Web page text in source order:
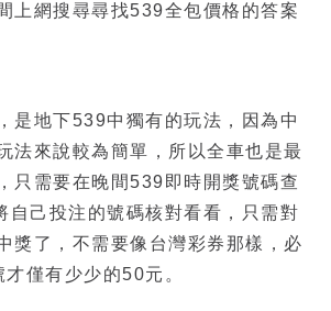
上網搜尋尋找539全包價格的答案
是地下539中獨有的玩法，因為中
法來說較為簡單，所以全車也是最
只需要在晚間539即時開獎號碼查
自己投注的號碼核對看看，只需對
獎了，不需要像台灣彩券那樣，必
僅有少少的50元。